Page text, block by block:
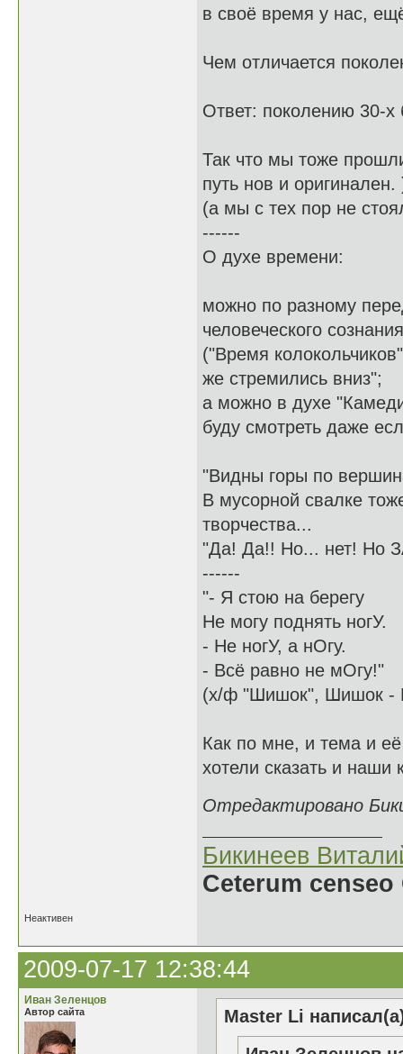
в своё время у нас,
Чем отличается
Ответ: поколению 30-х
Так что мы тоже
путь нов и оригинален.
(а мы с тех пор не
------
О духе времени:
можно по разному
человеческого
("Время
же стремились вниз";
а можно в духе
буду смотреть даже
"Видны горы по
В мусорной свалке
творчества...
"Да! Да!! Но... нет! Но
------
"- Я стою на берегу
Не могу поднять ногУ.
- Не ногУ, а нОгу.
- Всё равно не мОгу!"
(х/ф "Шишок", Шишок -
Как по мне, и тема и
хотели сказать и наши
Отредактировано
Бикинеев
Ceterum
Неактивен
2009-07-17 12:38:44
Иван Зеленцов
Автор сайта
Master Li